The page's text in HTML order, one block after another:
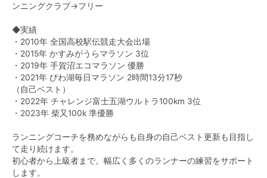
ンニングクラブ→フリー
◆実績
・2010年 全国高校駅伝競走大会出場
・2015年 かすみがうらマラソン 3位
・2019年 手賀沼エコマラソン 優勝
・2021年 びわ湖毎日マラソン 2時間13分17秒
（自己ベスト）
・2022年 チャレンジ富士五湖ウルトラ100km 3位
・2023年 柴又100k 準優勝
ランニングコーチを務めながらも自身の自己ベスト更新も目指し
て走り続けます。
初心者から上級者まで。幅広く多くのランナーの練習をサポート
します。